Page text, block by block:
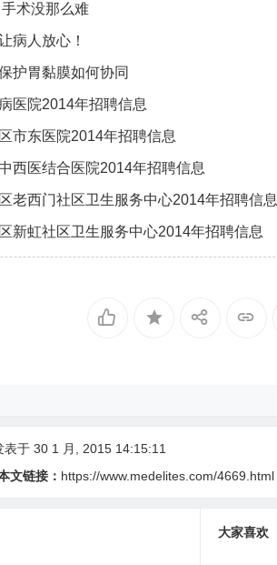
术没那么难
病人放心！
护胃黏膜如何协同
医院2014年招聘信息
市东医院2014年招聘信息
西医结合医院2014年招聘信息
老西门社区卫生服务中心2014年招聘信息
新虹社区卫生服务中心2014年招聘信息
表于 30 1 月, 2015 14:15:11
文链接： https://www.medelites.com/4669.html
大家喜欢